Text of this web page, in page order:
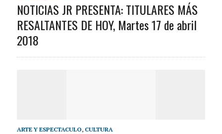
NOTICIAS JR PRESENTA: TITULARES MÁS
RESALTANTES DE HOY, Martes 17 de abril
2018
ARTE Y ESPECTACULO, CULTURA